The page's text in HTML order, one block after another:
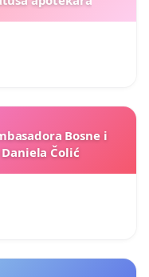
Bosne i
Čolić